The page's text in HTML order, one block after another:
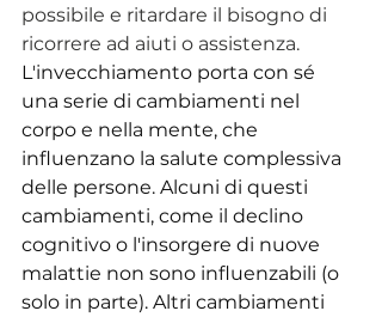
possibile e ritardare il bisogno di
ricorrere ad aiuti o assistenza.
L'invecchiamento porta con sé
una serie di cambiamenti nel
corpo e nella mente, che
influenzano la salute complessiva
delle persone. Alcuni di questi
cambiamenti, come il declino
cognitivo o l'insorgere di nuove
malattie non sono influenzabili (o
solo in parte). Altri cambiamenti